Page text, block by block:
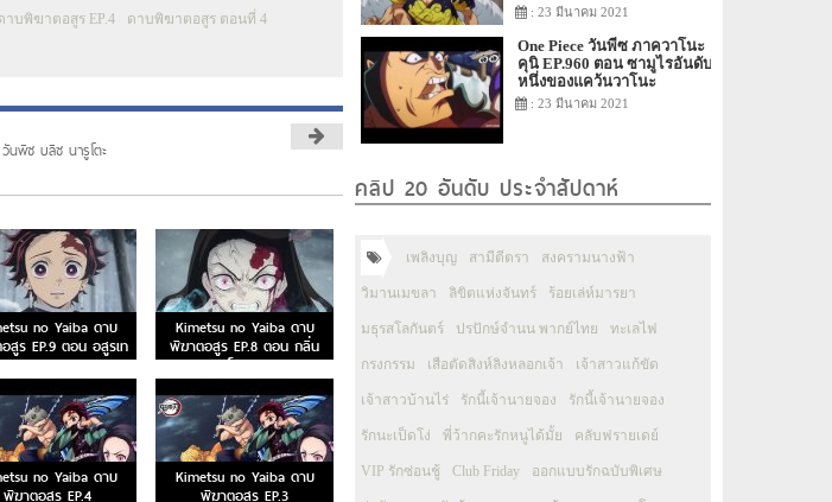
าบพิฆาตอสูร EP.4 ดาบพิฆาตอสูร ตอนที่ 4
นพีซ บลีซ นารูโตะ
no Yaiba ดาบ
สูร EP.9 ตอน อสูรเท
าริและอสูรลูกศร
Kimetsu no Yaiba ดาบ
พิฆาตอสูร EP.8 ตอน กลิ่น
หอมโลหิตมายา
no Yaiba ดาบ
พิฆาตอสูร EP.4
Kimetsu no Yaiba ดาบ
พิฆาตอสูร EP.3
: 23 มีนาคม 2021
One Piece วันพีซ ภาควาโนะ
คุนิ EP.960 ตอน ซามูไรอันดับ
หนึ่งของแคว้นวาโนะ
: 23 มีนาคม 2021
คลิป 20 อันดับ ประจำสัปดาห์
เพลิงบุญ สามีตีตรา สงครามนางฟ้า
วิมานเมขลา ลิขิตแห่งจันทร์ ร้อยเล่ห์มารยา
มธุรสโลกันตร์ ปรปักษ์จำนน พากย์ไทย ทะเลไฟ
กรงกรรม เสือตัดสิงห์ลิงหลอกเจ้า เจ้าสาวแก้ขัด
เจ้าสาวบ้านไร่ รักนี้เจ้านายจอง รักนี้เจ้านายจอง
รักนะเป็ดโง่ พี่ว้ากคะรักหนูได้มั้ย คลับฟรายเดย์
VIP รักซ่อนชู้ Club Friday ออกแบบรักฉบับพิเศษ